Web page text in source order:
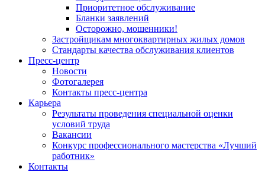
Приоритетное обслуживание
Бланки заявлений
Осторожно, мошенники!
Застройщикам многоквартирных жилых домов
Стандарты качества обслуживания клиентов
Пресс-центр
Новости
Фотогалерея
Контакты пресс-центра
Карьера
Результаты проведения специальной оценки
условий труда
Вакансии
Конкурс профессионального мастерства «Лучший
работник»
Контакты